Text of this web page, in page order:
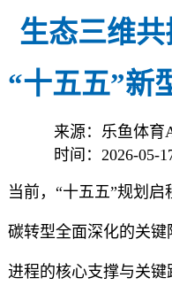
生态三维
“十五五”新
来源：乐鱼体
时间：2026-05-
当前，“十五五”规划
碳转型全面深化的关
进程的核心支撑与关